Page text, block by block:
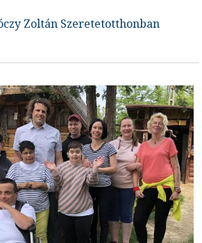
Zoltán Szeretetotthonban